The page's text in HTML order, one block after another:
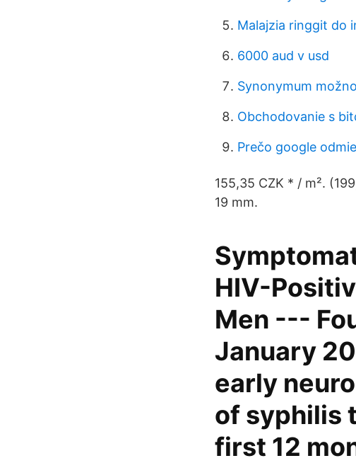
Malajzia ringgit do
6000 aud v usd
Synonymum
Obchodovanie s
Prečo google
155,35 CZK * / m².
19 mm.
HIV-
Men ---
January
early
of syphilis
first 12